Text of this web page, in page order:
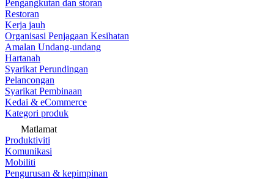
Pengangkutan dan storan
Restoran
Kerja jauh
Organisasi Penjagaan Kesihatan
Amalan Undang-undang
Hartanah
Syarikat Perundingan
Pelancongan
Syarikat Pembinaan
Kedai & eCommerce
Kategori produk
Matlamat
Produktiviti
Komunikasi
Mobiliti
Pengurusan & kepimpinan